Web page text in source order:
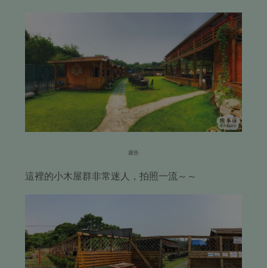
廣告
這裡的小木屋群非常迷人，拍照一流～～